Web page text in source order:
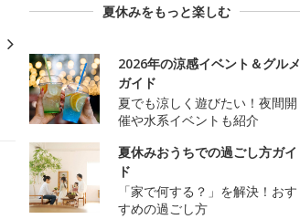
夏休みをもっと楽しむ
2026年の涼感イベント＆グルメ
ガイド
夏でも涼しく遊びたい！夜間開
催や水系イベントも紹介
夏休みおうちでの過ごし方ガイ
ド
「家で何する？」を解決！おす
すめの過ごし方